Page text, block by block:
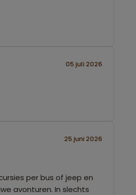
05 juli 2026
25 juni 2026
per bus of jeep en
avonturen. In slechts